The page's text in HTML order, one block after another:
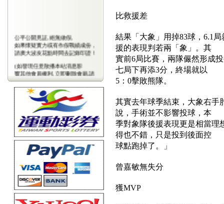
公平公開見証,絕無做假,
如果懷疑實力或有作假戰績成份，
請廣大波友花點時間去記錄印證！
(如發現任意散播本站消息影
響其他會員權利,立即刪除會藉,請
會
員注意)
比救援差
結果「大象」用掉83球，6.1
援的表現判若兩「象」。其
實前6局比賽，兩隊儼然形成
七局下再添3分，終場就以
5：0擊敗熊隊。
其實去年球季結束，大象右手
說，手術並不影響投球，本
季對象隊後援表現更是相當理
得也不錯，只是投到後面控
球點跑掉了。」
曾嘉敏無失分
獲MVP